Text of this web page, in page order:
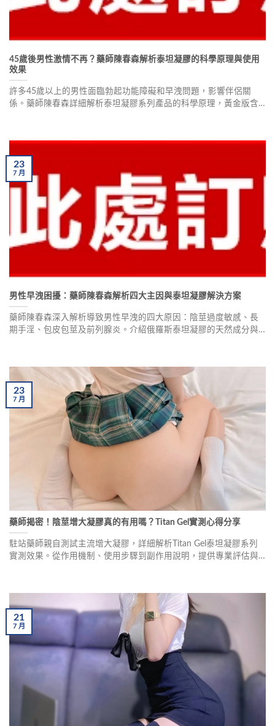
45歲後男性激情不再？藥師陳春森解析泰坦凝膠的科學原理與使用
效果
許多45歲以上的男性面臨勃起功能障礙和早洩問題，影響伴侶關
係。藥師陳春森詳細解析泰坦凝膠系列產品的科學原理，黃金版含
自信。
男性早洩困擾：藥師陳春森解析四大主因與泰坦凝膠解決方案
藥師陳春森深入解析導致男性早洩的四大原因：陰莖過度敏感、長
期手淫、包皮包莖及前列腺炎。介紹俄羅斯泰坦凝膠的天然成分與
23
7月
藥師揭密！陰莖增大凝膠真的有用嗎？Titan Gel實測心得分享
駐站藥師親自測試主流增大凝膠，詳細解析Titan Gel泰坦凝膠系列
實測效果。從作用機制、使用步驟到副作用說明，提供專業評估與
23
7月
21
7月